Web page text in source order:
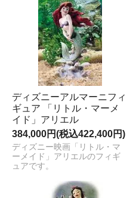
ディズニーアルマーニフィ
ギュア 「リトル・マーメ
イド」アリエル
384,000円(税込422,400円)
ディズニー映画「リトル・マ
ーメイド」アリエルのフィギ
ュアです。